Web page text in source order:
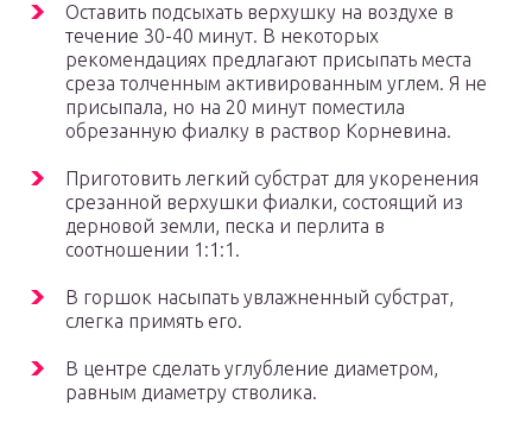
Оставить подсыхать верхушку на воздухе в
течение 30-40 минут. В некоторых
рекомендациях предлагают присыпать места
среза толченным активированным углем. Я не
присыпала, но на 20 минут поместила
обрезанную фиалку в раствор Корневина.
Приготовить легкий субстрат для укоренения
срезанной верхушки фиалки, состоящий из
дерновой земли, песка и перлита в
соотношении 1:1:1.
В горшок насыпать увлажненный субстрат,
слегка примять его.
В центре сделать углубление диаметром,
равным диаметру стволика.